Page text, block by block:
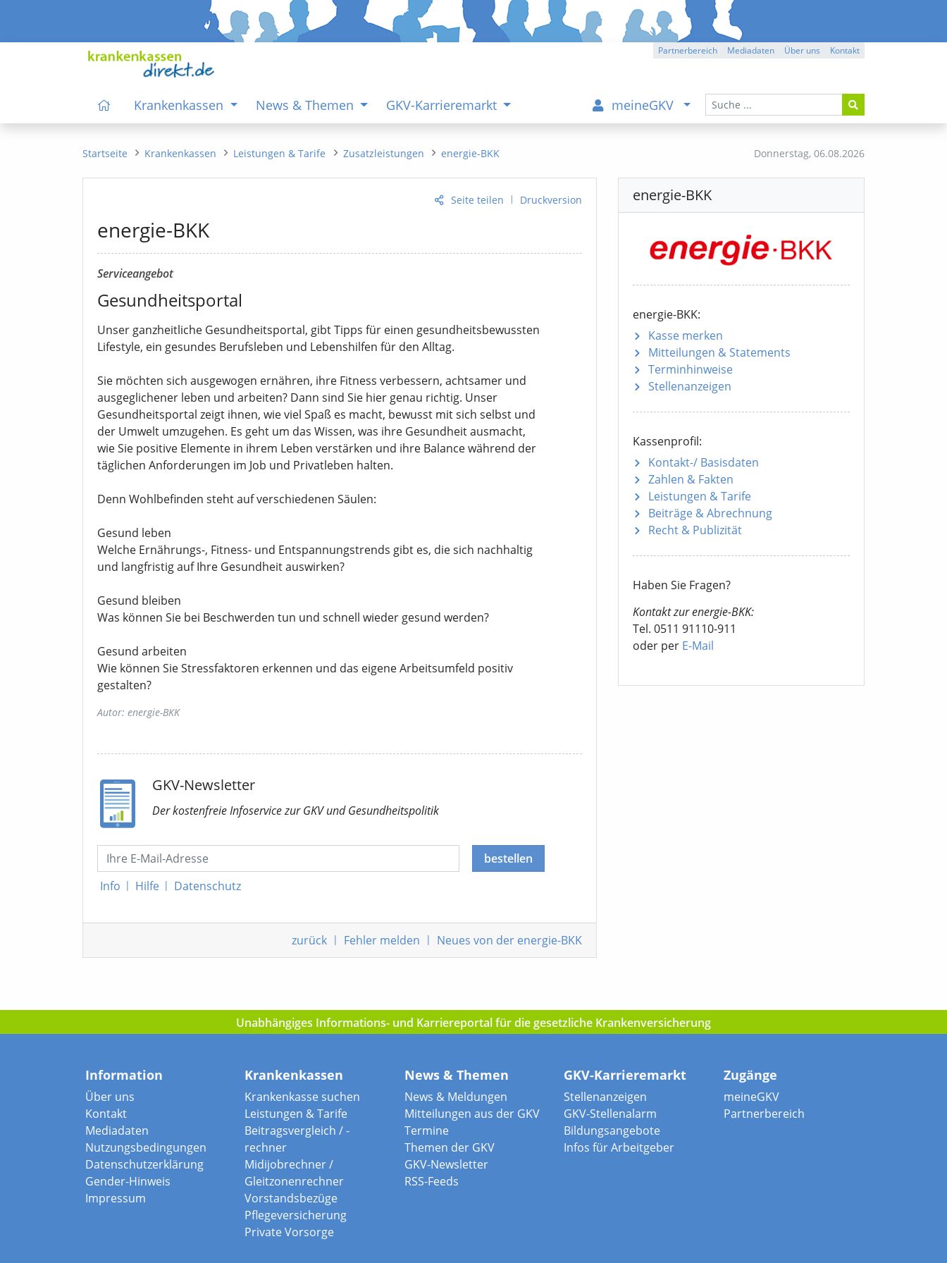
Partnerbereich Mediadaten Über uns Kontakt
Krankenkassen News & Themen GKV-Karrieremarkt meineGKV
Donnerstag, 06.08.2026
Startseite Krankenkassen Leistungen & Tarife Zusatzleistungen energie-BKK
Seite teilen | Druckversion
energie-BKK
Serviceangebot
Gesundheitsportal
Unser ganzheitliche Gesundheitsportal, gibt Tipps für einen gesundheitsbewussten
Lifestyle, ein gesundes Berufsleben und Lebenshilfen für den Alltag.
Sie möchten sich ausgewogen ernähren, ihre Fitness verbessern, achtsamer und
ausgeglichener leben und arbeiten? Dann sind Sie hier genau richtig. Unser
Gesundheitsportal zeigt ihnen, wie viel Spaß es macht, bewusst mit sich selbst und
der Umwelt umzugehen. Es geht um das Wissen, was ihre Gesundheit ausmacht,
wie Sie positive Elemente in ihrem Leben verstärken und ihre Balance während der
täglichen Anforderungen im Job und Privatleben halten.
Denn Wohlbefinden steht auf verschiedenen Säulen:
Gesund leben
Welche Ernährungs-, Fitness- und Entspannungstrends gibt es, die sich nachhaltig
und langfristig auf Ihre Gesundheit auswirken?
Gesund bleiben
Was können Sie bei Beschwerden tun und schnell wieder gesund werden?
Gesund arbeiten
Wie können Sie Stressfaktoren erkennen und das eigene Arbeitsumfeld positiv
gestalten?
Autor: energie-BKK
GKV-Newsletter
Der kostenfreie Infoservicezur GKVund Gesundheitspolitik
Info | Hilfe | Datenschutz
bestellen
zurück | Fehler melden | Neues von der energie-BKK
energie-BKK
energie-BKK:
Kasse merken
Mitteilungen & Statements
Terminhinweise
Stellenanzeigen
Kassenprofil:
Kontakt-/ Basisdaten
Zahlen & Fakten
Leistungen & Tarife
Beiträge & Abrechnung
Recht & Publizität
Haben Sie Fragen?
Kontakt zur energie-BKK:
Tel. 0511 91110-911
oder per E-Mail
Unabhängiges Informations- und Karriereportal für die gesetzliche Krankenversicherung
Information
Über uns
Kontakt
Mediadaten
Nutzungsbedingungen
Datenschutzerklärung
Gender-Hinweis
Impressum
Krankenkassen
Krankenkasse suchen
Leistungen & Tarife
Beitragsvergleich / -
rechner
Midijobrechner /
Gleitzonenrechner
Vorstandsbezüge
Pflegeversicherung
Private Vorsorge
News & Themen
News & Meldungen
Mitteilungen aus der GKV
Termine
Themen der GKV
GKV-Newsletter
RSS-Feeds
GKV-Karrieremarkt
Stellenanzeigen
GKV-Stellenalarm
Bildungsangebote
Infos für Arbeitgeber
Zugänge
meineGKV
Partnerbereich